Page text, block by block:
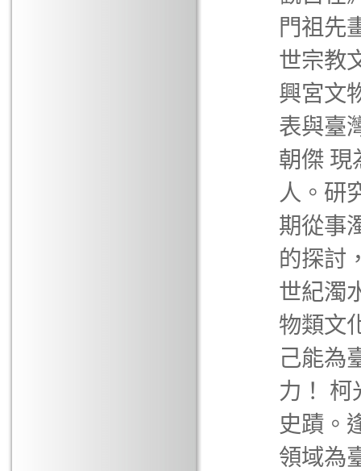
門祖先
世宗教
興宮文
表與臺
朝傑 現
人。研
期從事
的探討
世紀濁
物類文
己能為
力！ 柯
史蹟。
領域為